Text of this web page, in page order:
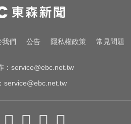
車賽爆「胸罩作
出手
賺「該跑嗎？」網
我們 公告 隱私權政策 常見問題
： service@ebc.net.tw
service@ebc.net.tw